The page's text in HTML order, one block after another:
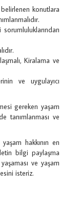
konutlara
Kiralama ve
ve uygulayıcı
gereken yaşam
tanımlanması ve
hakkının en
bilgi paylaşma
ve yaşam
isteriz.